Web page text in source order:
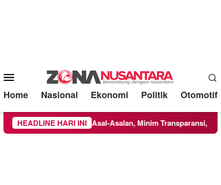
Mobile
Menu
Home Nasional Ekonomi Politik Otomotif
HEADLINE HARI INI
Asal-Asalan, Minim Transparansi, dan Abaikan K3